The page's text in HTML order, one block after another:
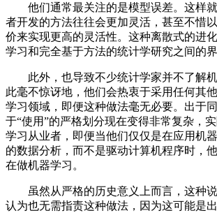
他们通常最关注的是模型误差。这样就
者开发的方法往往会更加灵活，甚至不惜
价来实现更高的灵活性。这种离散式的进
学习和完全基于方法的统计学研究之间的界
此外，也导致不少统计学家并不了解机
此毫不惊讶地，他们会热衷于采用任何其
学习领域，即便这种做法毫无必要。出于
于“使用”的严格划分现在变得非常复杂，
学习从业者，即便当他们仅仅是在应用机
的数据分析，而不是驱动计算机程序时，
在做机器学习。
虽然从严格的历史意义上而言，这种说
认为也无需指责这种做法，因为这可能是